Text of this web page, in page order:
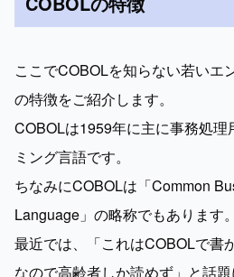
ここでCOBOLを知らない若いエ
の特徴をご紹介します。
COBOLは1959年に主に事務処理
ミング言語です。
ちなみにCOBOLは「Common
Language」の略称でもあります。
最近では、「これはCOBOLで書
なので高齢者しか読めず」と話題